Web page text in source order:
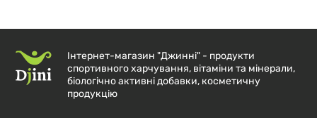
Інтернет-магазин "Джинні" - продукти
спортивного харчування, вітаміни та мінерали,
біологічно активні добавки, косметичну
продукцію